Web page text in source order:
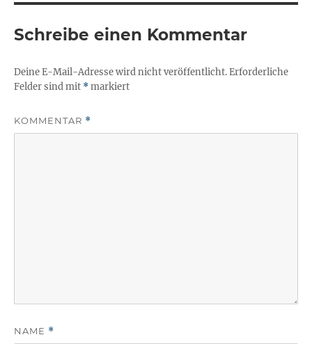
Schreibe einen Kommentar
Deine E-Mail-Adresse wird nicht veröffentlicht.Erforderliche
Felder sind mit *markiert
KOMMENTAR *
NAME *